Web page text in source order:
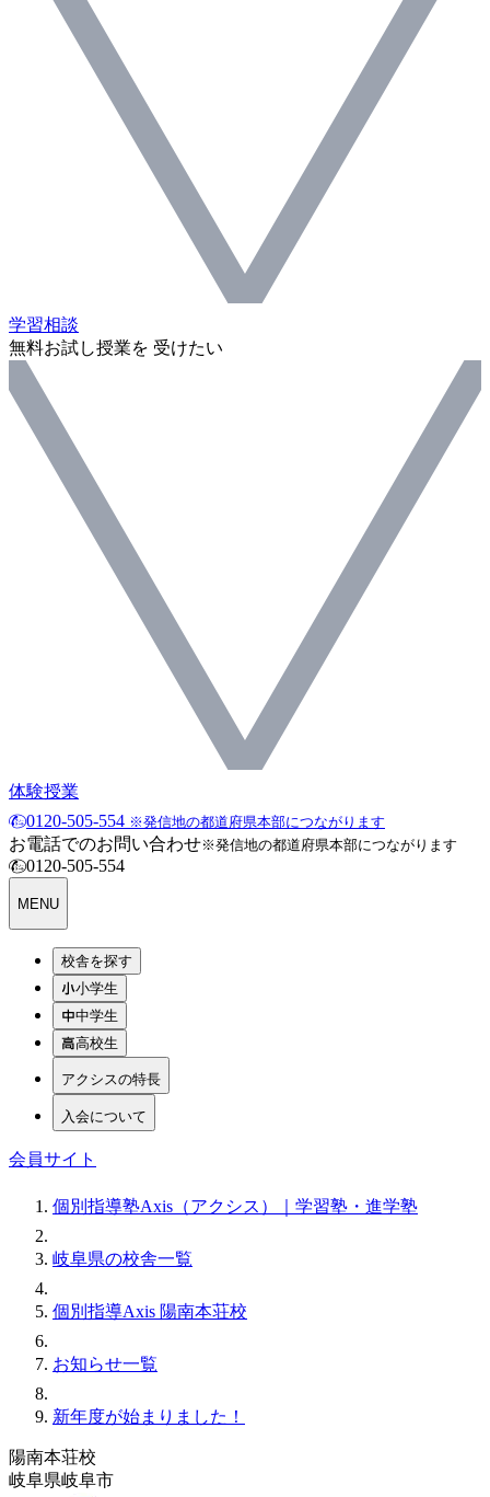
学習相談
無料お試し授業を 受けたい
体験授業
0120-505-554 ※発信地の都道府県本部につながります
お電話でのお問い合わせ※発信地の都道府県本部につながります
0120-505-554
MENU
校舎を探す
小学生
中学生
高校生
アクシスの特長
入会について
会員サイト
個別指導塾Axis（アクシス）｜学習塾・進学塾
岐阜県の校舎一覧
個別指導Axis 陽南本荘校
お知らせ一覧
新年度が始まりました！
陽南本荘校
岐阜県岐阜市